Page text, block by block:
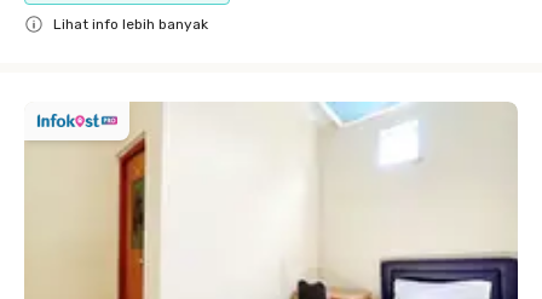
Lihat info lebih banyak